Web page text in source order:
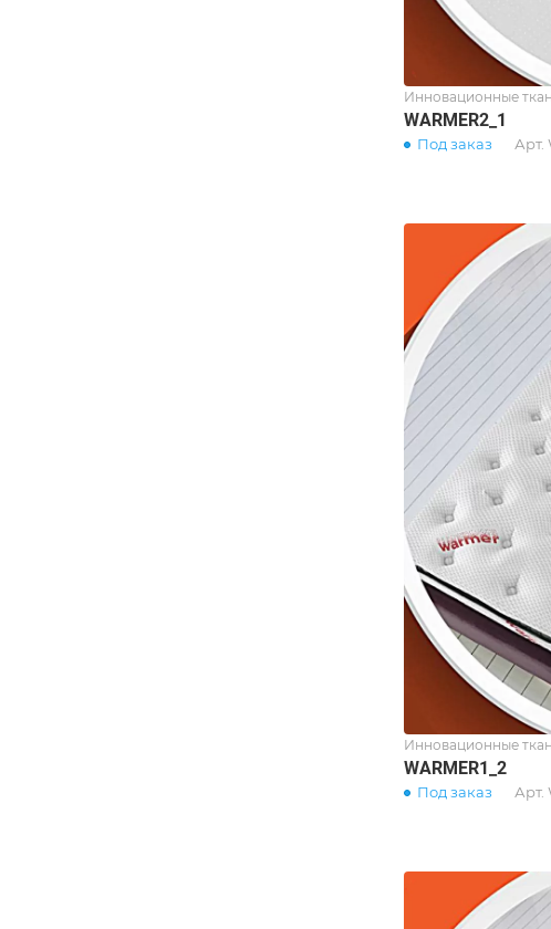
Инновационные
WARMER2_1
Под заказ Арт.
Инновационные
WARMER1_2
Под заказ Арт.